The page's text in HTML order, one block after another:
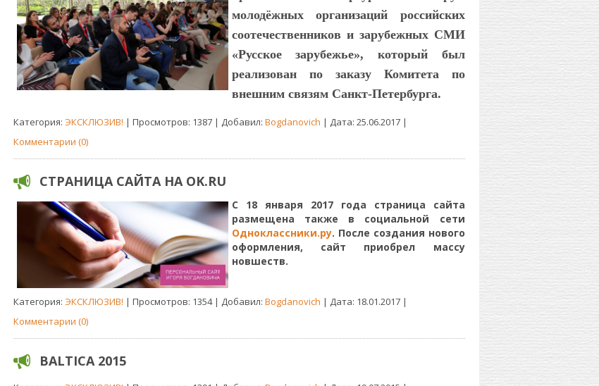
молодёжных организаций российских
соотечественников и зарубежных СМИ
«Русское зарубежье», который был
реализован по заказу Комитета по
внешним связям Санкт-Петербурга.
Категория: ЭКСКЛЮЗИВ! | Просмотров: 1387 | Добавил: Bogdanovich | Дата: 25.06.2017|
Комментарии (0)
СТРАНИЦА САЙТА НА OK.RU
С 18 января 2017 года страница сайта
размещена также в социальной сети
Одноклассники.ру. После создания нового
оформления, сайт приобрел массу
новшеств.
Категория: ЭКСКЛЮЗИВ! | Просмотров: 1354 | Добавил: Bogdanovich | Дата: 18.01.2017|
Комментарии (0)
BALTICA 2015